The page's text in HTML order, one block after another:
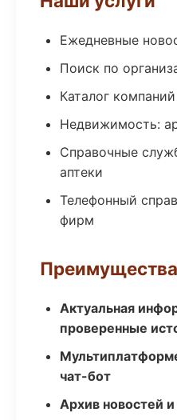
Ежедневные
Поиск по
Каталог
Недвижимость:
Справочные
аптеки
Телефонный
фирм
Актуальная
проверенные
чат-бот
Архив новостей